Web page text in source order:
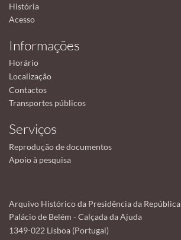
História
Acesso
Informações
Horário
Localização
Contactos
Transportes públicos
Serviços
Reprodução de documentos
Apoio à pesquisa
Arquivo Histórico da Presidência da República
Palácio de Belém - Calçada da Ajuda
1349-022 Lisboa (Portugal)